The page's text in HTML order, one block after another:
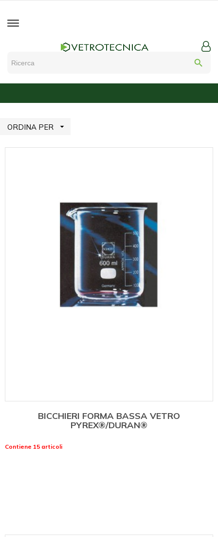
search
ORDINA PER 
BICCHIERI FORMA BASSA VETRO
PYREX®/DURAN®
Contiene 15 articoli